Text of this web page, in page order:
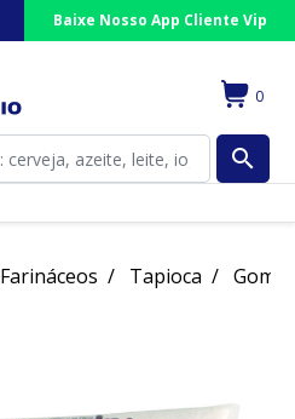
Baixe Nosso App Cliente Vip
0
search
Farináceos Tapioca Goma